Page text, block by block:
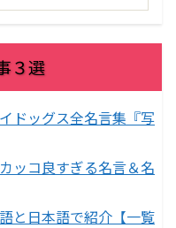
３選
ドッグス全名言集『写
ッコ良すぎる名言＆名
と日本語で紹介【一覧